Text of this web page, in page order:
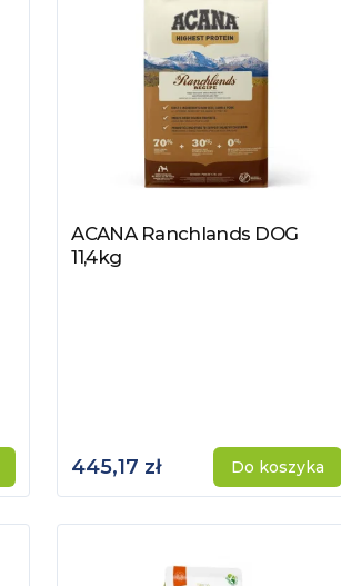
Zobacz produkt
ACANA Ranchlands DOG
11,4kg
445,17 zł Do koszyka